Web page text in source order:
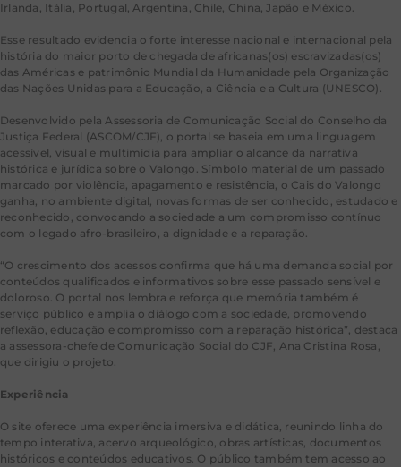
Irlanda, Itália, Portugal, Argentina, Chile, China, Japão e México.
Esse resultado evidencia o forte interesse nacional e internacional pela
história do maior porto de chegada de africanas(os) escravizadas(os)
das Américas e patrimônio Mundial da Humanidade pela Organização
das Nações Unidas para a Educação, a Ciência e a Cultura (UNESCO).
Desenvolvido pela Assessoria de Comunicação Social do Conselho da
Justiça Federal (ASCOM/CJF), o portal se baseia em uma linguagem
acessível, visual e multimídia para ampliar o alcance da narrativa
histórica e jurídica sobre o Valongo. Símbolo material de um passado
marcado por violência, apagamento e resistência, o Cais do Valongo
ganha, no ambiente digital, novas formas de ser conhecido, estudado e
reconhecido, convocando a sociedade a um compromisso contínuo
com o legado afro-brasileiro, a dignidade e a reparação.
“O crescimento dos acessos confirma que há uma demanda social por
conteúdos qualificados e informativos sobre esse passado sensível e
doloroso. O portal nos lembra e reforça que memória também é
serviço público e amplia o diálogo com a sociedade, promovendo
reflexão, educação e compromisso com a reparação histórica”, destaca
a assessora-chefe de Comunicação Social do CJF, Ana Cristina Rosa,
que dirigiu o projeto.
Experiência
O site oferece uma experiência imersiva e didática, reunindo linha do
tempo interativa, acervo arqueológico, obras artísticas, documentos
históricos e conteúdos educativos. O público também tem acesso ao